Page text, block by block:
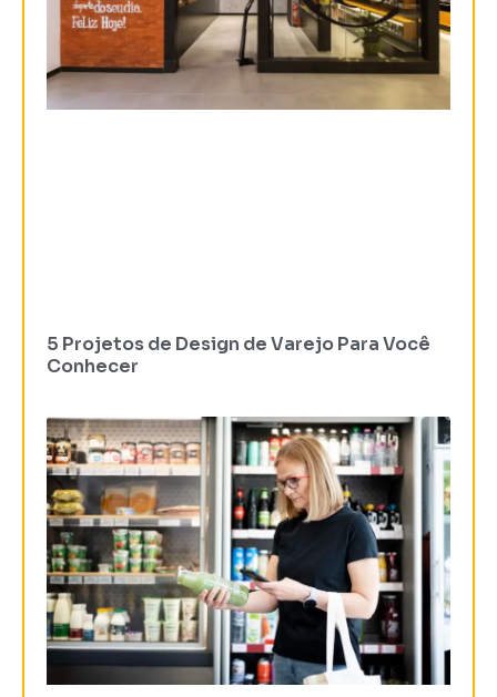
5 Projetos de Design de Varejo Para Você
Conhecer